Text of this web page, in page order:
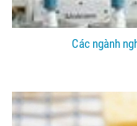
Các ngành